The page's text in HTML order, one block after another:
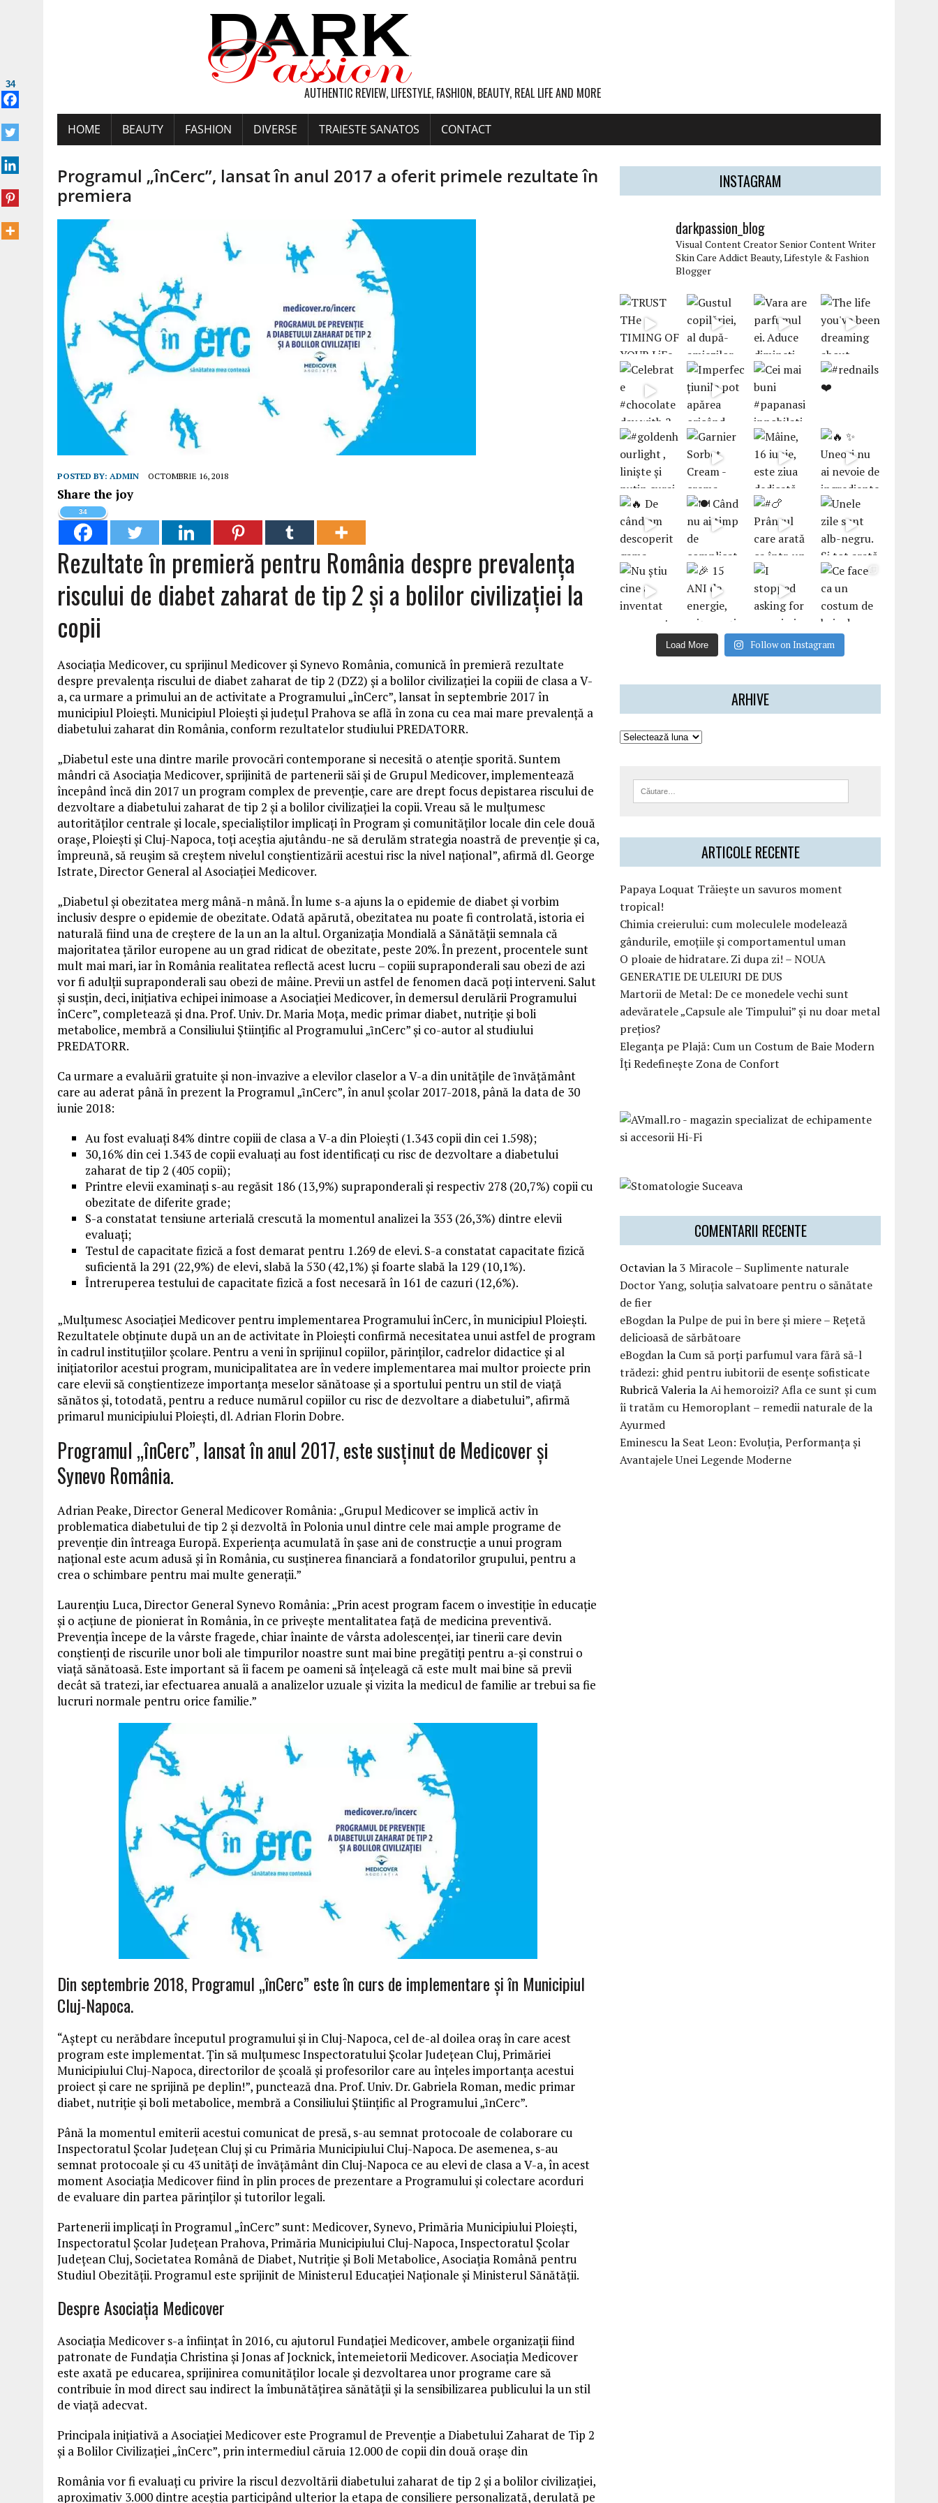
AUTHENTIC REVIEW, LIFESTYLE, FASHION, BEAUTY, REAL LIFE AND MORE
HOME BEAUTY FASHION DIVERSE TRAIESTE SANATOS CONTACT
Programul „înCerc”, lansat în anul 2017 a oferit primele rezultate în
premiera
POSTED BY: ADMIN OCTOMBRIE 16, 2018
Share the joy
34
Rezultate în premieră pentru România despre prevalența
riscului de diabet zaharat de tip 2 și a bolilor civilizației la
copii
Asociația Medicover, cu sprijinul Medicover și Synevo România, comunică în premieră rezultate
despre prevalența riscului de diabet zaharat de tip 2 (DZ2) și a bolilor civilizației la copiii de clasa a V-
a, ca urmare a primului an de activitate a Programului „înCerc”, lansat în septembrie 2017 în
municipiul Ploiești. Municipiul Ploiești și județul Prahova se află în zona cu cea mai mare prevalență a
diabetului zaharat din România, conform rezultatelor studiului PREDATORR.
„Diabetul este una dintre marile provocări contemporane si necesită o atenție sporită. Suntem
mândri că Asociația Medicover, sprijinită de partenerii săi și de Grupul Medicover, implementează
începând încă din 2017 un program complex de prevenție, care are drept focus depistarea riscului de
dezvoltare a diabetului zaharat de tip 2 și a bolilor civilizației la copii. Vreau să le mulțumesc
autorităților centrale și locale, specialiștilor implicați în Program și comunităților locale din cele două
orașe, Ploiești și Cluj-Napoca, toți aceștia ajutându-ne să derulăm strategia noastră de prevenție și ca,
împreună, să reușim să creștem nivelul conștientizării acestui risc la nivel național”, afirmă dl. George
Istrate, Director General al Asociației Medicover.
„Diabetul și obezitatea merg mână-n mână. În lume s-a ajuns la o epidemie de diabet și vorbim
inclusiv despre o epidemie de obezitate. Odată apărută, obezitatea nu poate fi controlată, istoria ei
naturală fiind una de creștere de la un an la altul. Organizația Mondială a Sănătății semnala că
majoritatea țărilor europene au un grad ridicat de obezitate, peste 20%. În prezent, procentele sunt
mult mai mari, iar în România realitatea reflectă acest lucru – copiii supraponderali sau obezi de azi
vor fi adulții supraponderali sau obezi de mâine. Previi un astfel de fenomen dacă poți interveni. Salut
și susțin, deci, inițiativa echipei inimoase a Asociației Medicover, în demersul derulării Programului
înCerc”, completează și dna. Prof. Univ. Dr. Maria Moța, medic primar diabet, nutriție și boli
metabolice, membră a Consiliului Științific al Programului „ȋnCerc” și co-autor al studiului
PREDATORR.
Ca urmare a evaluării gratuite și non-invazive a elevilor claselor a V-a din unitățile de ȋnvățământ
care au aderat până în prezent la Programul „ȋnCerc”, în anul școlar 2017-2018, până la data de 30
iunie 2018:
Au fost evaluați 84% dintre copiii de clasa a V-a din Ploiești (1.343 copii din cei 1.598);
30,16% din cei 1.343 de copii evaluați au fost identificați cu risc de dezvoltare a diabetului
zaharat de tip 2 (405 copii);
Printre elevii examinați s-au regăsit 186 (13,9%) supraponderali și respectiv 278 (20,7%) copii cu
obezitate de diferite grade;
S-a constatat tensiune arterială crescută la momentul analizei la 353 (26,3%) dintre elevii
evaluați;
Testul de capacitate fizică a fost demarat pentru 1.269 de elevi. S-a constatat capacitate fizică
suficientă la 291 (22,9%) de elevi, slabă la 530 (42,1%) și foarte slabă la 129 (10,1%).
Întreruperea testului de capacitate fizică a fost necesară în 161 de cazuri (12,6%).
„Mulțumesc Asociației Medicover pentru implementarea Programului înCerc, în municipiul Ploiești.
Rezultatele obținute după un an de activitate în Ploiești confirmă necesitatea unui astfel de program
în cadrul instituțiilor școlare. Pentru a veni în sprijinul copiilor, părinților, cadrelor didactice și al
inițiatorilor acestui program, municipalitatea are în vedere implementarea mai multor proiecte prin
care elevii să conștientizeze importanța meselor sănătoase și a sportului pentru un stil de viață
sănătos și, totodată, pentru a reduce numărul copiilor cu risc de dezvoltare a diabetului”, afirmă
primarul municipiului Ploiești, dl. Adrian Florin Dobre.
Programul „înCerc”, lansat în anul 2017, este susținut de Medicover și
Synevo România.
Adrian Peake, Director General Medicover România: „Grupul Medicover se implică activ în
problematica diabetului de tip 2 și dezvoltă în Polonia unul dintre cele mai ample programe de
prevenție din întreaga Europă. Experiența acumulată în șase ani de construcție a unui program
național este acum adusă și în România, cu susținerea financiară a fondatorilor grupului, pentru a
crea o schimbare pentru mai multe generații.”
Laurențiu Luca, Director General Synevo România: „Prin acest program facem o investiție în educație
și o acțiune de pionierat în România, în ce privește mentalitatea față de medicina preventivă.
Prevenția începe de la vârste fragede, chiar înainte de vârsta adolescenței, iar tinerii care devin
conștienți de riscurile unor boli ale timpurilor noastre sunt mai bine pregătiți pentru a-și construi o
viață sănătoasă. Este important să îi facem pe oameni să înțeleagă că este mult mai bine să previi
decât să tratezi, iar efectuarea anuală a analizelor uzuale și vizita la medicul de familie ar trebui sa fie
lucruri normale pentru orice familie.”
Din septembrie 2018, Programul „înCerc” este în curs de implementare și în Municipiul
Cluj-Napoca.
“Aștept cu nerăbdare începutul programului și in Cluj-Napoca, cel de-al doilea oraș în care acest
program este implementat. Țin să mulțumesc Inspectoratului Școlar Județean Cluj, Primăriei
Municipiului Cluj-Napoca, directorilor de școală și profesorilor care au înțeles importanța acestui
proiect și care ne sprijină pe deplin!”, punctează dna. Prof. Univ. Dr. Gabriela Roman, medic primar
diabet, nutriție și boli metabolice, membră a Consiliului Științific al Programului „ȋnCerc”.
Până la momentul emiterii acestui comunicat de presă, s-au semnat protocoale de colaborare cu
Inspectoratul Școlar Județean Cluj și cu Primăria Municipiului Cluj-Napoca. De asemenea, s-au
semnat protocoale și cu 43 unități de învățământ din Cluj-Napoca ce au elevi de clasa a V-a, în acest
moment Asociația Medicover fiind în plin proces de prezentare a Programului și colectare acorduri
de evaluare din partea părinților și tutorilor legali.
Partenerii implicați în Programul „înCerc” sunt: Medicover, Synevo, Primăria Municipiului Ploiești,
Inspectoratul Școlar Județean Prahova, Primăria Municipiului Cluj-Napoca, Inspectoratul Școlar
Județean Cluj, Societatea Română de Diabet, Nutriție și Boli Metabolice, Asociația Română pentru
Studiul Obezității. Programul este sprijinit de Ministerul Educației Naționale și Ministerul Sănătății.
Despre Asociația Medicover
Asociația Medicover s-a înființat în 2016, cu ajutorul Fundației Medicover, ambele organizații fiind
patronate de Fundația Christina și Jonas af Jocknick, întemeietorii Medicover. Asociația Medicover
este axată pe educarea, sprijinirea comunităților locale și dezvoltarea unor programe care să
contribuie în mod direct sau indirect la îmbunătățirea sănătății și la sensibilizarea publicului la un stil
de viață adecvat.
Principala inițiativă a Asociației Medicover este Programul de Prevenție a Diabetului Zaharat de Tip 2
și a Bolilor Civilizației „înCerc”, prin intermediul căruia 12.000 de copii din două orașe din
România vor fi evaluați cu privire la riscul dezvoltării diabetului zaharat de tip 2 și a bolilor civilizației,
aproximativ 3.000 dintre aceștia participând ulterior la etapa de consiliere personalizată, derulată pe
34
INSTAGRAM
darkpassion_blog
Visual Content CreatorSenior Content Writer
Skin Care AddictBeauty, Lifestyle & Fashion
Blogger
Load More Follow on Instagram
ARHIVE
ARTICOLE RECENTE
Papaya Loquat Trăiește un savuros moment
tropical!
Chimia creierului: cum moleculele modelează
gândurile, emoțiile și comportamentul uman
O ploaie de hidratare. Zi dupa zi! – NOUA
GENERATIE DE ULEIURI DE DUS
Martorii de Metal: De ce monedele vechi sunt
adevăratele „Capsule ale Timpului” și nu doar metal
prețios?
Eleganța pe Plajă: Cum un Costum de Baie Modern
Îți Redefinește Zona de Confort
COMENTARII RECENTE
Octavianla3 Miracole – Suplimente naturale
Doctor Yang, soluția salvatoare pentru o sănătate
de fier
eBogdanlaPulpe de pui în bere și miere – Rețetă
delicioasă de sărbătoare
eBogdanla Cum să porți parfumul vara fără să-l
trădezi: ghid pentru iubitorii de esențe sofisticate
Rubrică ValerialaAi hemoroizi? Afla ce sunt și cum
îi tratăm cu Hemoroplant – remedii naturale de la
Ayurmed
Eminescula Seat Leon: Evoluția, Performanța și
Avantajele Unei Legende Moderne